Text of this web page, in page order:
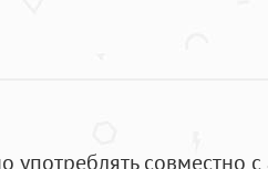
употреблять совместно